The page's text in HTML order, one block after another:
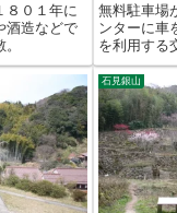
８０１年に
酒造などで
無料駐車場
ンターに車
を利用する
石見銀山